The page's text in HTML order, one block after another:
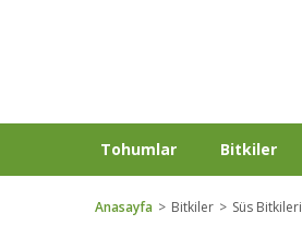
Tohumlar Bitkiler
Anasayfa Bitkiler Süs Bitkileri